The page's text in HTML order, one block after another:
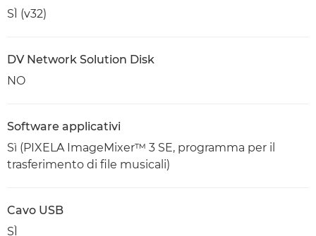
SÌ (v32)
DV Network Solution Disk
NO
Software applicativi
Sì (PIXELA ImageMixer™ 3 SE, programma per il
trasferimento di file musicali)
Cavo USB
SÌ